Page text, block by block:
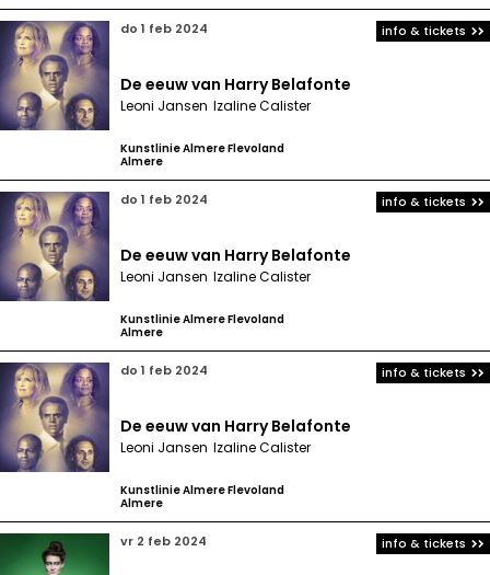
do 1 feb 2024
De eeuw van Harry Belafonte
Leoni Jansen Izaline Calister
Kunstlinie Almere Flevoland
Almere
info & tickets
do 1 feb 2024
De eeuw van Harry Belafonte
Leoni Jansen Izaline Calister
Kunstlinie Almere Flevoland
Almere
info & tickets
do 1 feb 2024
De eeuw van Harry Belafonte
Leoni Jansen Izaline Calister
Kunstlinie Almere Flevoland
Almere
info & tickets
vr 2 feb 2024 info & tickets